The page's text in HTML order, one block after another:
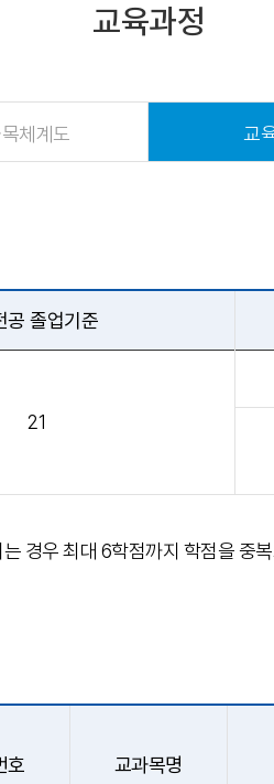
교육과정
체계도 교
공 졸업기준
21
경우 최대 6학점까지 학점을 중
호 교과목명